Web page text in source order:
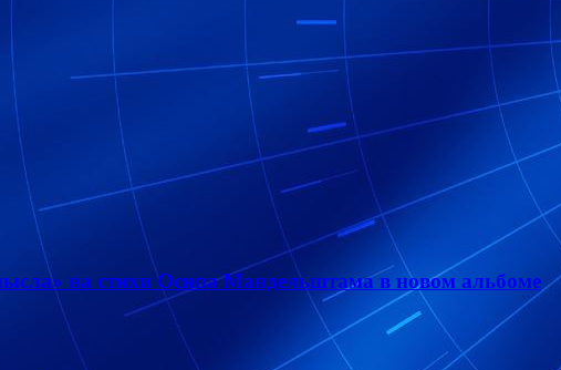
на стихи Осипа Мандельштама в новом альбоме